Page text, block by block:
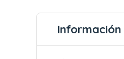
Información